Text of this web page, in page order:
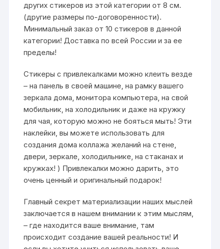
других стикеров из этой категории от 8 см.
(другие размеры по-договоренности).
Минимальный заказ от 10 стикеров в данной
категории! Доставка по всей России и за ее
пределы!
Стикеры с привлекалками можно клеить везде
– на панель в своей машине, на рамку вашего
зеркала дома, монитора компьютера, на свой
мобильник, на холодильник и даже на кружку
для чая, которую можно не бояться мыть! Эти
наклейки, вы можете использовать для
создания дома коллажа желаний на стене,
двери, зеркале, холодильнике, на стаканах и
кружках! ) Привлекалки можно дарить, это
очень ценный и оригинальный подарок!
Главный секрет материализации наших мыслей
заключается в нашем внимании к этим мыслям,
– где находится ваше внимание, там
происходит создание вашей реальности! И